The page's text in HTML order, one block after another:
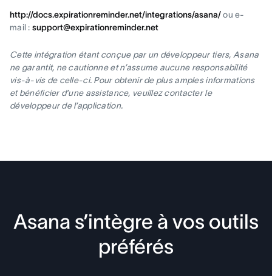
http://docs.expirationreminder.net/integrations/asana/ou e-
mail : support@expirationreminder.net
Cette intégration étant conçue par un développeur tiers, Asana
ne garantit, ne cautionne et n’assume aucune responsabilité
vis-à-vis de celle-ci. Pour obtenir de plus amples informations
et bénéficier d’une assistance, veuillez contacter le
développeur de l’application.
Asana s’intègre à vos outils
préférés